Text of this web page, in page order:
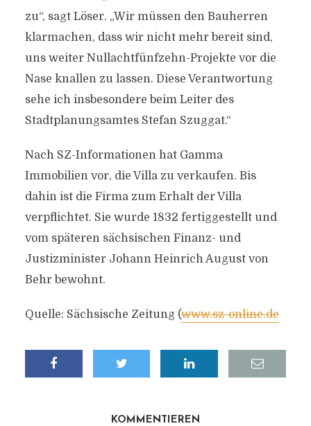
zu“, sagt Löser. „Wir müssen den Bauherren
klarmachen, dass wir nicht mehr bereit sind,
uns weiter Nullachtfünfzehn-Projekte vor die
Nase knallen zu lassen. Diese Verantwortung
sehe ich insbesondere beim Leiter des
Stadtplanungsamtes Stefan Szuggat.“
Nach SZ-Informationen hat Gamma
Immobilien vor, die Villa zu verkaufen. Bis
dahin ist die Firma zum Erhalt der Villa
verpflichtet. Sie wurde 1832 fertiggestellt und
vom späteren sächsischen Finanz- und
Justizminister Johann Heinrich August von
Behr bewohnt.
Quelle: Sächsische Zeitung (www.sz-online.de
KOMMENTIEREN